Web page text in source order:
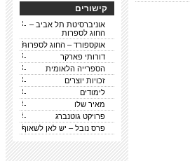
קישורים
אוניברסיטת תל אביב –
החוג לספרות
אוקספורד – החוג לספרות
דורותי פארקר
הספרייה הלאומית
זכויות יוצרים
לימודים
מאיר שלו
פרויקט גוטנברג
פרס נובל – יש לאן לשאוף